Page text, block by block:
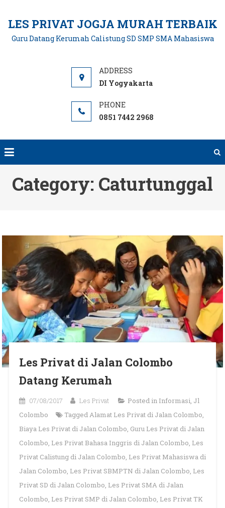
content
LES PRIVAT JOGJA MURAH TERBAIK
Guru Datang Kerumah Calistung SD SMP SMA Mahasiswa
DI Yogyakarta
0851 7442 2968
Category: Caturtunggal
Les Privat di Jalan Colombo
Datang Kerumah
07/08/2017 Les Privat Posted in Informasi, Jl
Colombo
TaggedAlamat Les Privat di Jalan Colombo,
Biaya Les Privat di Jalan Colombo, Guru Les Privat di Jalan
Colombo, Les Privat Bahasa Inggris di Jalan Colombo, Les
Privat Calistung di Jalan Colombo, Les Privat Mahasiswa di
Jalan Colombo, Les Privat SBMPTN di Jalan Colombo, Les
Privat SD di Jalan Colombo, Les Privat SMA di Jalan
Colombo, Les Privat SMP di Jalan Colombo, Les Privat TK